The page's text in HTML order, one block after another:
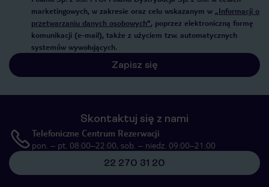
marketingowych, w zakresie oraz celu wskazanym w „Informacji o
przetwarzaniu danych osobowych”, poprzez elektroniczną formę
komunikacji (e-mail), także z użyciem tzw. automatycznych
systemów wywołujących.
Zapisz się
Skontaktuj się z nami
Telefoniczne Centrum Rezerwacji
pon. – pt. 08:00–22:00, sob. – niedz. 09:00–21:00
22 270 31 20